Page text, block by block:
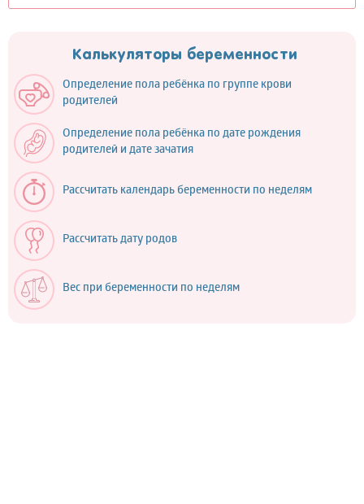
Калькуляторы беременности
Определение пола ребёнка по группе крови
родителей
Определение пола ребёнка по дате рождения
родителей и дате зачатия
Рассчитать календарь беременности по неделям
Рассчитать дату родов
Вес при беременности по неделям